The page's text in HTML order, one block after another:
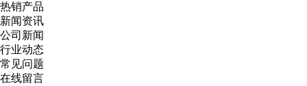
热销产品
新闻资讯
公司新闻
行业动态
常见问题
在线留言